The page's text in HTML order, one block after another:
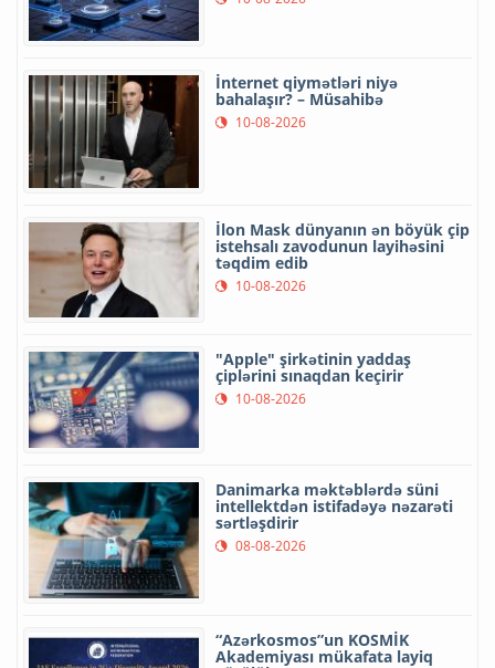
İnternet qiymətləri niyə
bahalaşır? – Müsahibə
10-08-2026
İlon Mask dünyanın ən böyük çip
istehsalı zavodunun layihəsini
təqdim edib
10-08-2026
"Apple" şirkətinin yaddaş
çiplərini sınaqdan keçirir
10-08-2026
Danimarka məktəblərdə süni
intellektdən istifadəyə nəzarəti
sərtləşdirir
08-08-2026
“Azərkosmos”un KOSMİK
Akademiyası mükafata layiq